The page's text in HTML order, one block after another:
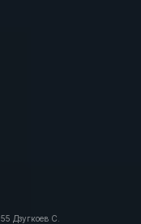
55 Дзугкоев С.